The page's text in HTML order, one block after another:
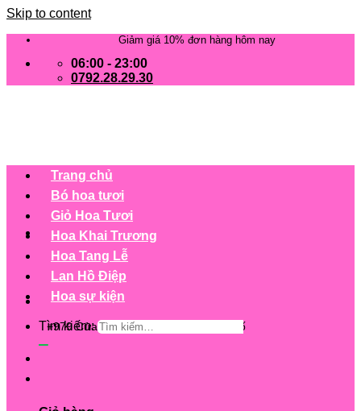
Skip to content
Giảm giá 10% đơn hàng hôm nay
06:00 - 23:00
0792.28.29.30
+979 Cửa hàng trên 63 tỉnh/ thành phố
Trang chủ
Bó hoa tươi
Giỏ Hoa Tươi
Hoa Khai Trương
Hoa Tang Lễ
Lan Hồ Điệp
Hoa sự kiện
Tìm kiếm: